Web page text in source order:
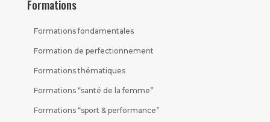
Formations
Formations fondamentales
Formation de perfectionnement
Formations thématiques
Formations “santé de la femme”
Formations “sport & performance”